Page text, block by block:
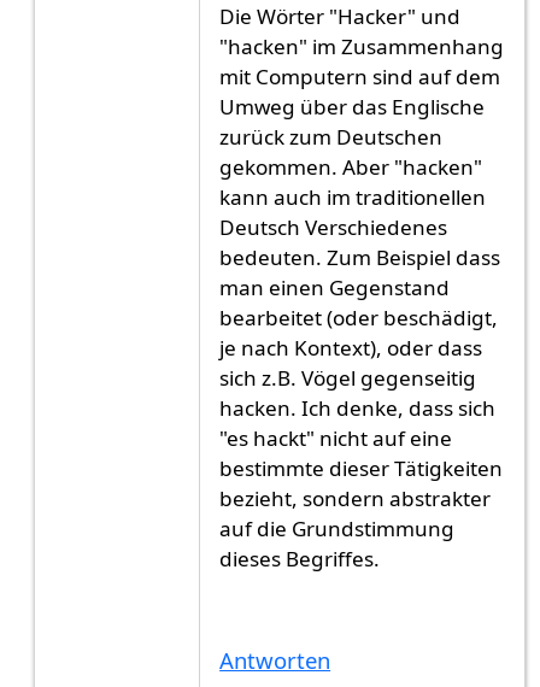
Die Wörter "Hacker" und
"hacken" im Zusammenhang
mit Computern sind auf dem
Umweg über das Englische
zurück zum Deutschen
gekommen. Aber "hacken"
kann auch im traditionellen
Deutsch Verschiedenes
bedeuten. Zum Beispiel dass
man einen Gegenstand
bearbeitet (oder beschädigt,
je nach Kontext), oder dass
sich z.B. Vögel gegenseitig
hacken. Ich denke, dass sich
"es hackt" nicht auf eine
bestimmte dieser Tätigkeiten
bezieht, sondern abstrakter
auf die Grundstimmung
dieses Begriffes.
Antworten